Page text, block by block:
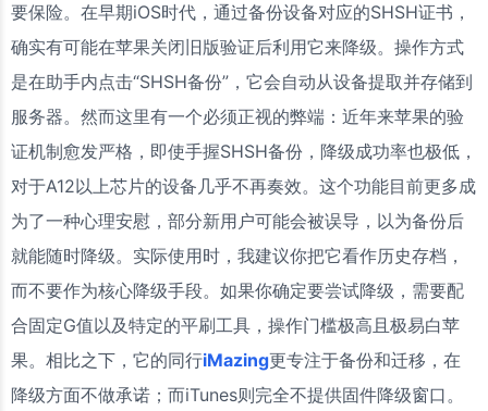
要保险。在早期iOS时代，通过备份设备对应的SHSH证书，
确实有可能在苹果关闭旧版验证后利用它来降级。操作方式
是在助手内点击“SHSH备份”，它会自动从设备提取并存储到
服务器。然而这里有一个必须正视的弊端：近年来苹果的验
证机制愈发严格，即使手握SHSH备份，降级成功率也极低，
对于A12以上芯片的设备几乎不再奏效。这个功能目前更多成
为了一种心理安慰，部分新用户可能会被误导，以为备份后
就能随时降级。实际使用时，我建议你把它看作历史存档，
而不要作为核心降级手段。如果你确定要尝试降级，需要配
合固定G值以及特定的平刷工具，操作门槛极高且极易白苹
果。相比之下，它的同行iMazing更专注于备份和迁移，在
降级方面不做承诺；而iTunes则完全不提供固件降级窗口。